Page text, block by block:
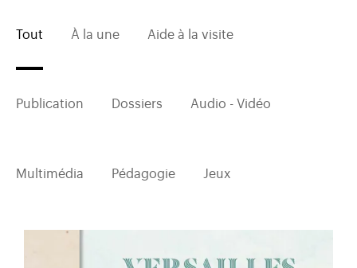
Tout À la une Aide à la visite
Publication Dossiers Audio - Vidéo
Multimédia Pédagogie Jeux